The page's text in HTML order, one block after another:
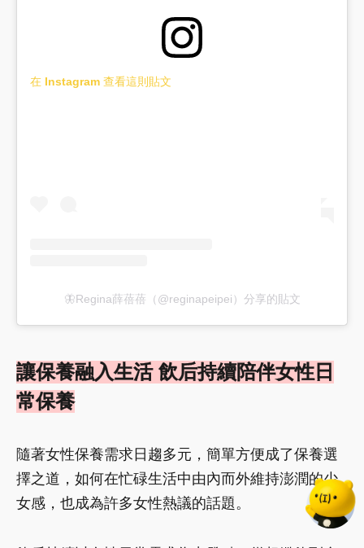
在 Instagram 查看這則貼文
🦋Regina薛蓓蓓（@reginapeipei）分享的貼文
讓保養融入生活 飲后持續陪伴女性日
常保養
隨著女性保養需求日趨多元，簡單方便成了保養選
擇之道，如何在忙碌生活中由內而外維持澎潤的少
女感，也成為許多女性熱議的話題。